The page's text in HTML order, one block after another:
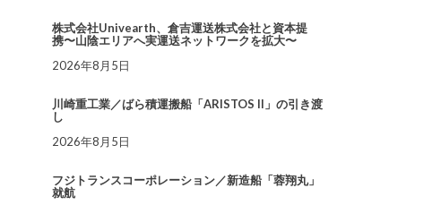
株式会社Univearth、倉吉運送株式会社と資本提
携〜山陰エリアへ実運送ネットワークを拡大〜
2026年8月5日
川崎重工業／ばら積運搬船「ARISTOS II」の引き渡
し
2026年8月5日
フジトランスコーポレーション／新造船「蓉翔丸」
就航